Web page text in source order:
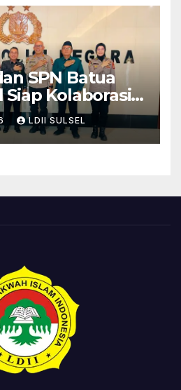
SPN Batua
Siap Kolaborasi
HUT RI
LDII SULSEL